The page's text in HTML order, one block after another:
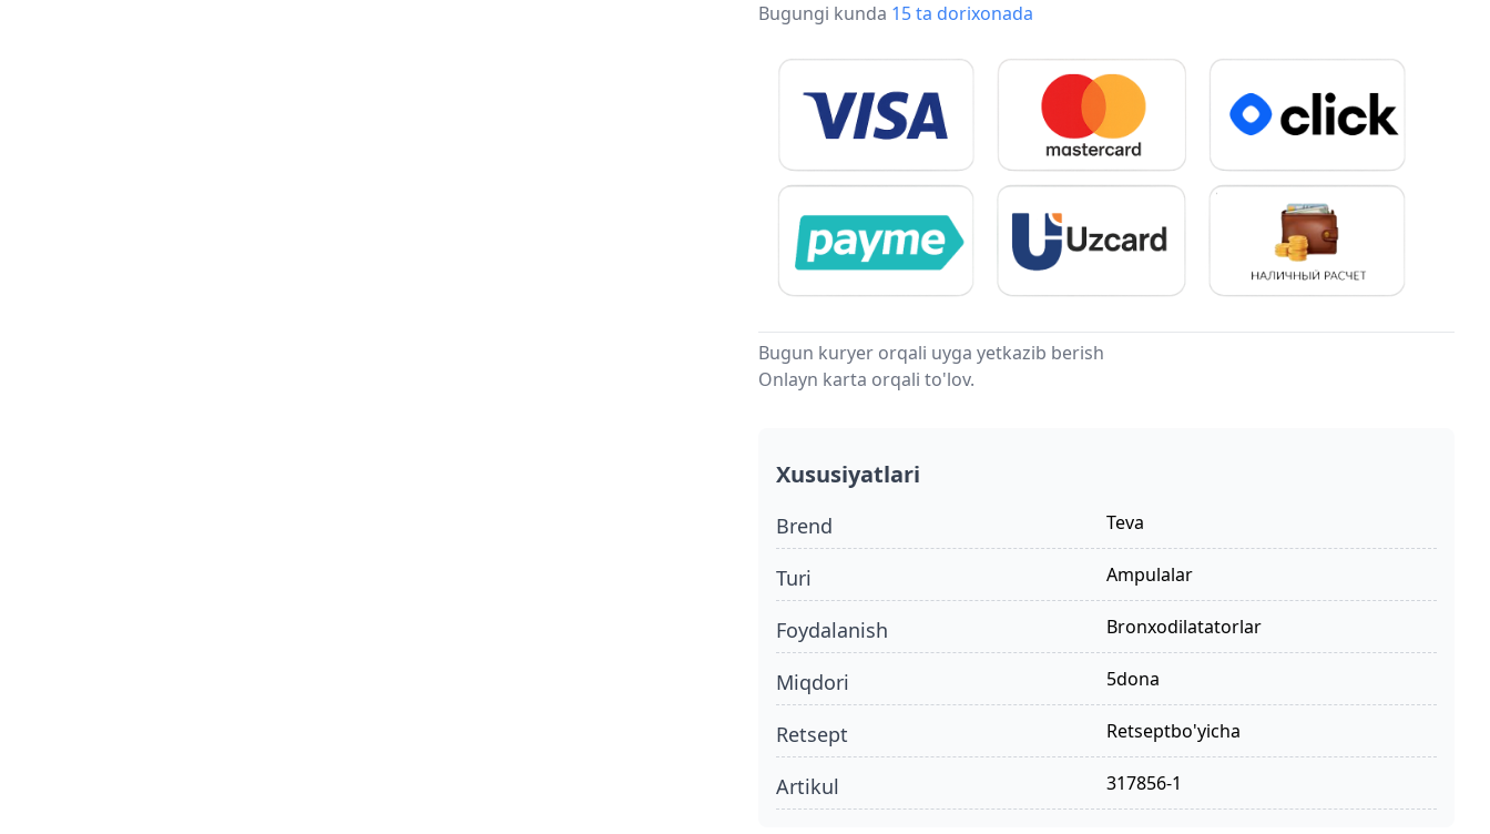
Bugungi kunda 15 ta dorixonada
Bugun kuryer orqali uyga yetkazib berish
Onlayn karta orqali to'lov.
Xususiyatlari
Brend Teva
turi ampulalar
foydalanish bronxodilatatorlar
miqdori 5dona
retsept retseptbo'yicha
Artikul 317856-1